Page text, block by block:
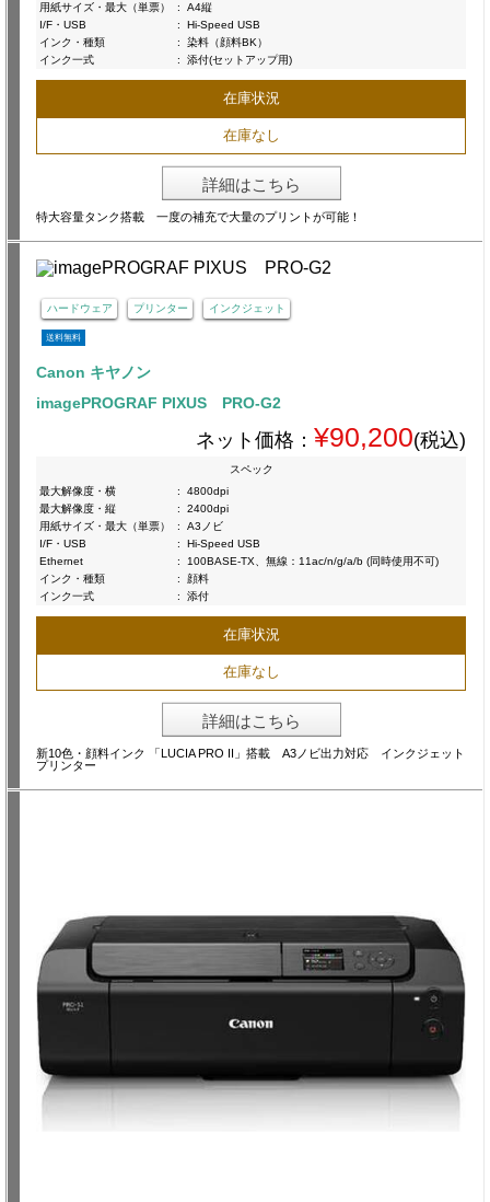
用紙サイズ・最大（単票）
:
A4縦
I/F・USB
:
Hi-Speed USB
インク・種類
:
染料（顔料BK）
インク一式
: 添付(セットアップ用)
在庫状況
在庫なし
詳細はこちら
特大容量タンク搭載 一度の補充で大量のプリントが可能！
ハードウェア プリンター インクジェット
送料無料
Canon キヤノン
imagePROGRAF PIXUS PRO-G2
ネット価格： ¥90,200(税込)
スペック
最大解像度・横
:
4800dpi
最大解像度・縦
:
2400dpi
用紙サイズ・最大（単票）
:
A3ノビ
I/F・USB
:
Hi-Speed USB
Ethernet
:
100BASE-TX、無線：11ac/n/g/a/b (同時使用不可)
インク・種類
:
顔料
インク一式
: 添付
在庫状況
在庫なし
詳細はこちら
新10色・顔料インク 「LUCIA PRO II」搭載 A3ノビ出力対応 インクジェット
プリンター